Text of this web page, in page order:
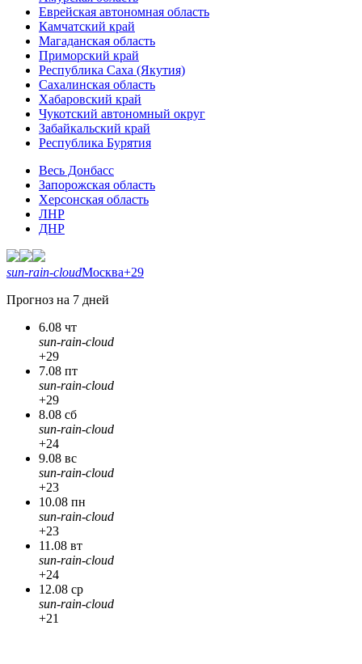
Еврейская автономная область
Камчатский край
Магаданская область
Приморский край
Республика Саха (Якутия)
Сахалинская область
Хабаровский край
Чукотский автономный округ
Забайкальский край
Республика Бурятия
Весь Донбасс
Запорожская область
Херсонская область
ЛНР
ДНР
sun-rain-cloudМосква+29
Прогноз на 7 дней
6.08 чт
sun-rain-cloud
+29
7.08 пт
sun-rain-cloud
+29
8.08 сб
sun-rain-cloud
+24
9.08 вс
sun-rain-cloud
+23
10.08 пн
sun-rain-cloud
+23
11.08 вт
sun-rain-cloud
+24
12.08 ср
sun-rain-cloud
+21